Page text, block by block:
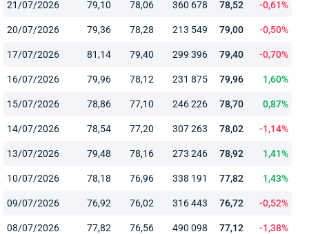
21/07/2026 79,10 78,06 360 678 78,52 -0,61%
20/07/2026 79,36 78,28 213 549 79,00 -0,50%
17/07/2026 81,14 79,40 299 396 79,40 -0,70%
16/07/2026 79,96 78,12 231 875 79,96 1,60%
15/07/2026 78,86 77,10 246 226 78,70 0,87%
14/07/2026 78,54 77,20 307 263 78,02 -1,14%
13/07/2026 79,48 78,16 273 246 78,92 1,41%
10/07/2026 78,18 76,96 338 191 77,82 1,43%
09/07/2026 76,92 76,02 316 443 76,72 -0,52%
08/07/2026 77,82 76,56 490 098 77,12 -1,38%